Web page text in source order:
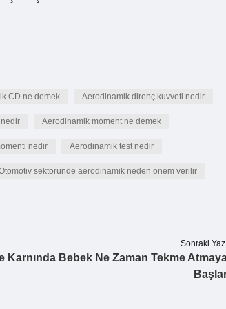
CD ne demek Aerodinamik direnç kuvveti nedir
Aerodinamik moment ne demek
nedir Aerodinamik test nedir
sektöründe aerodinamik neden önem verilir
Sonraki
Karnında Bebek Ne Zaman Tekme